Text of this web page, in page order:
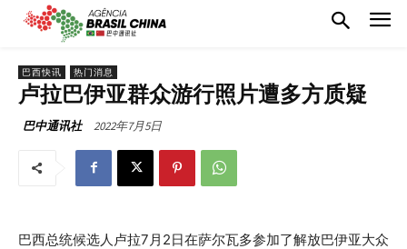
巴西快讯 热门消息
卢拉巴伊亚群众游行照片遭多方质疑
巴中通讯社 2022年7月5日
巴西总统候选人卢拉7月2日在萨尔瓦多参加了解放巴伊亚大众